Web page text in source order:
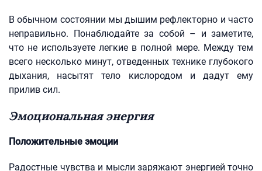
В обычном состоянии мы дышим рефлекторно и часто
неправильно. Понаблюдайте за собой – и заметите,
что не используете легкие в полной мере. Между тем
всего несколько минут, отведенных технике глубокого
дыхания, насытят тело кислородом и дадут ему
прилив сил.
Эмоциональная энергия
Положительные эмоции
Радостные чувства и мысли заряжают энергией точно